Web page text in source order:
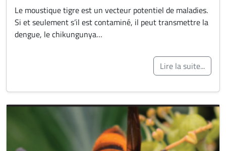
Le moustique tigre est un vecteur potentiel de maladies.
Si et seulement s’il est contaminé, il peut transmettre la
dengue, le chikungunya…
Lire la suite...